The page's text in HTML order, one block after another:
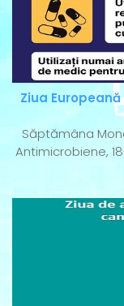
Ziua
Săptămâna
Antimicrobiene,